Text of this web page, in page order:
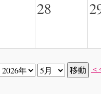
28